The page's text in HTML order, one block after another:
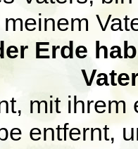
Erde
mit
entfernt,